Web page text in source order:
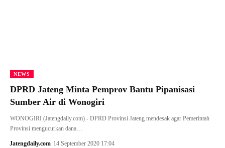
NEWS
DPRD Jateng Minta Pemprov Bantu Pipanisasi
Sumber Air di Wonogiri
WONOGIRI (Jatengdaily.com) - DPRD Provinsi Jateng mendesak agar Pemerintah
Provinsi mengucurkan dana…
Jatengdaily.com 14 September 2020 17:04